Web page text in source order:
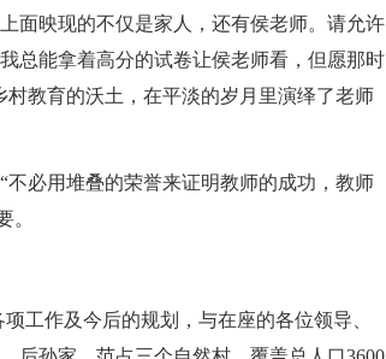
面映现的不仅是家人，还有侯老师。请允许
总能拿着高分的试卷让侯老师看，但愿那时
教育的沃土，在平淡的岁月里演绎了老师
必用堆叠的荣誉来证明教师的成功，教师
。
工作及今后的规划，与在座的各位领导、